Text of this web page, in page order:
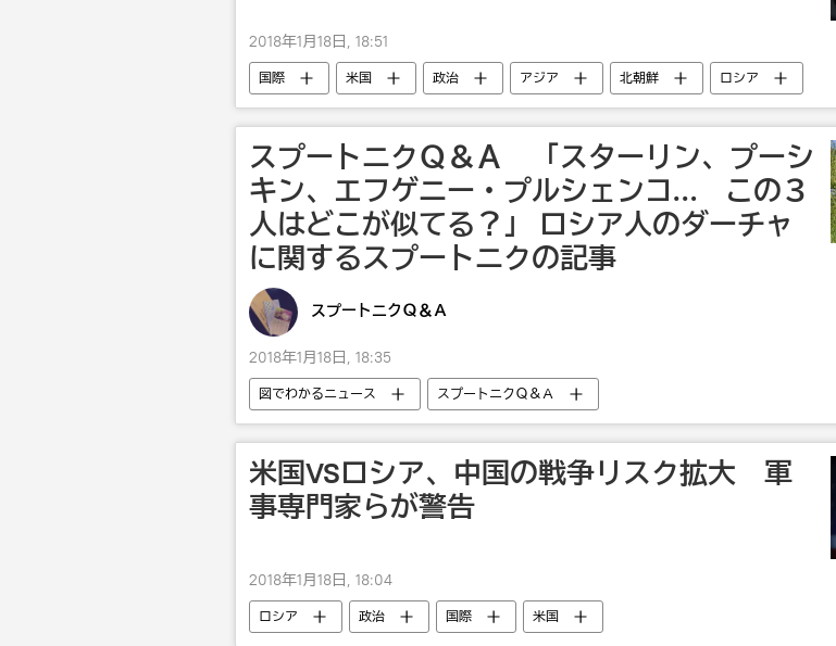
2018年1月18日, 18:51
国際 米国 政治 アジア 北朝鮮 ロシア
スプートニクＱ＆Ａ 「スターリン、プーシ
キン、エフゲニー・プルシェンコ… この３
人はどこが似てる？」 ロシア人のダーチャ
に関するスプートニクの記事
スプートニクＱ＆Ａ
2018年1月18日, 18:35
図でわかるニュース スプートニクＱ＆Ａ
米国VSロシア、中国の戦争リスク拡大 軍
事専門家らが警告
2018年1月18日, 18:04
ロシア 政治 国際 米国